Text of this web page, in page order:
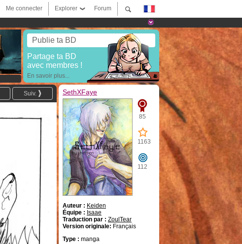
Forum
Explorer
Me connecter
Publie ta BD
Partage ta BD
avec membres !
En savoir plus...
Suiv. SethXFaye
85
1163
112
Auteur : Keiden
Équipe : Isaae
Traduction par : ZoulTear
Version originale: Français
Type : manga